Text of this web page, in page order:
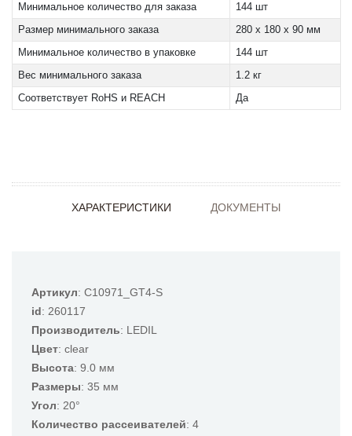
Минимальное количество для заказа
144 шт
Размер минимального заказа
280 x 180 x 90 мм
Минимальное количество в упаковке
144 шт
Вес минимального заказа
1.2 кг
Соответствует RoHS и REACH
Да
ХАРАКТЕРИСТИКИ ДОКУМЕНТЫ
Артикул: C10971_GT4-S
id: 260117
Производитель: LEDIL
Цвет: clear
Высота: 9.0 мм
Размеры: 35 мм
Угол: 20°
Количество рассеивателей: 4